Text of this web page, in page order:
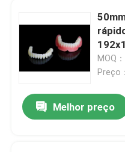
MOQ：
Preço
Melhor preço